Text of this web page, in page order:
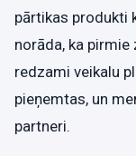
pārtikas produkti
norāda, ka
redzami veikalu
pieņemtas, un
partneri.